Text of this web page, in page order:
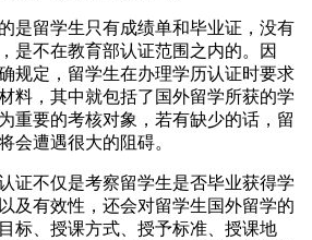
是留学生只有成绩单和毕业证，没有
是不在教育部认证范围之内的。因
规定，留学生在办理学历认证时要求
料，其中就包括了国外留学所获的学
重要的考核对象，若有缺少的话，留
会遭遇很大的阻碍。
证不仅是考察留学生是否毕业获得学
及有效性，还会对留学生国外留学的
标、授课方式、授予标准、授课地